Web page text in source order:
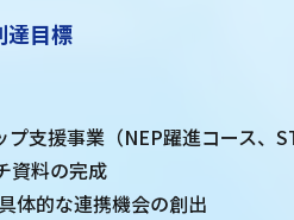
達目標
プ支援事業（NEP躍進コース、
資料の完成
体的な連携機会の創出